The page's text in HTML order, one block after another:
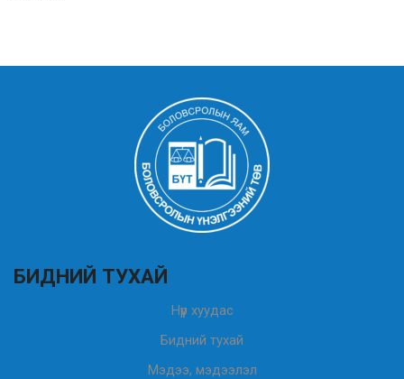
БИДНИЙ ТУХАЙ
Нүүр хуудас
Бидний тухай
Мэдээ, мэдээлэл